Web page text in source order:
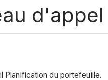
Planification du portefeuille.